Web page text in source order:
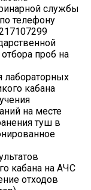
службы
телефону
проб на
лабораторных
кабана
на месте
туш в
кабана на АЧС
отходов